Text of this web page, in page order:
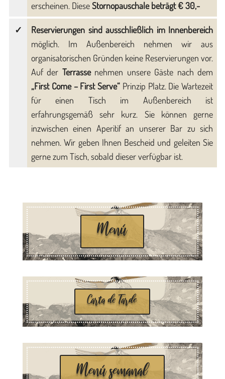
erscheinen. DieseStornopauschale beträgt € 30,-
Reservierungen sind ausschließlich im Innenbereich
möglich. Im Außenbereich nehmen wir aus
organisatorischen Gründen keine Reservierungen vor.
Auf der Terrassenehmen unsere Gäste nach dem
„First Come – First Serve“ Prinzip Platz. Die Wartezeit
für einen Tisch im Außenbereich ist
erfahrungsgemäß sehr kurz. Sie können gerne
inzwischen einen Aperitif an unserer Bar zu sich
nehmen. Wir geben Ihnen Bescheid und geleiten Sie
gerne zum Tisch, sobald dieser verfügbar ist.
Menú
Carta de Tarde
Menú semanal